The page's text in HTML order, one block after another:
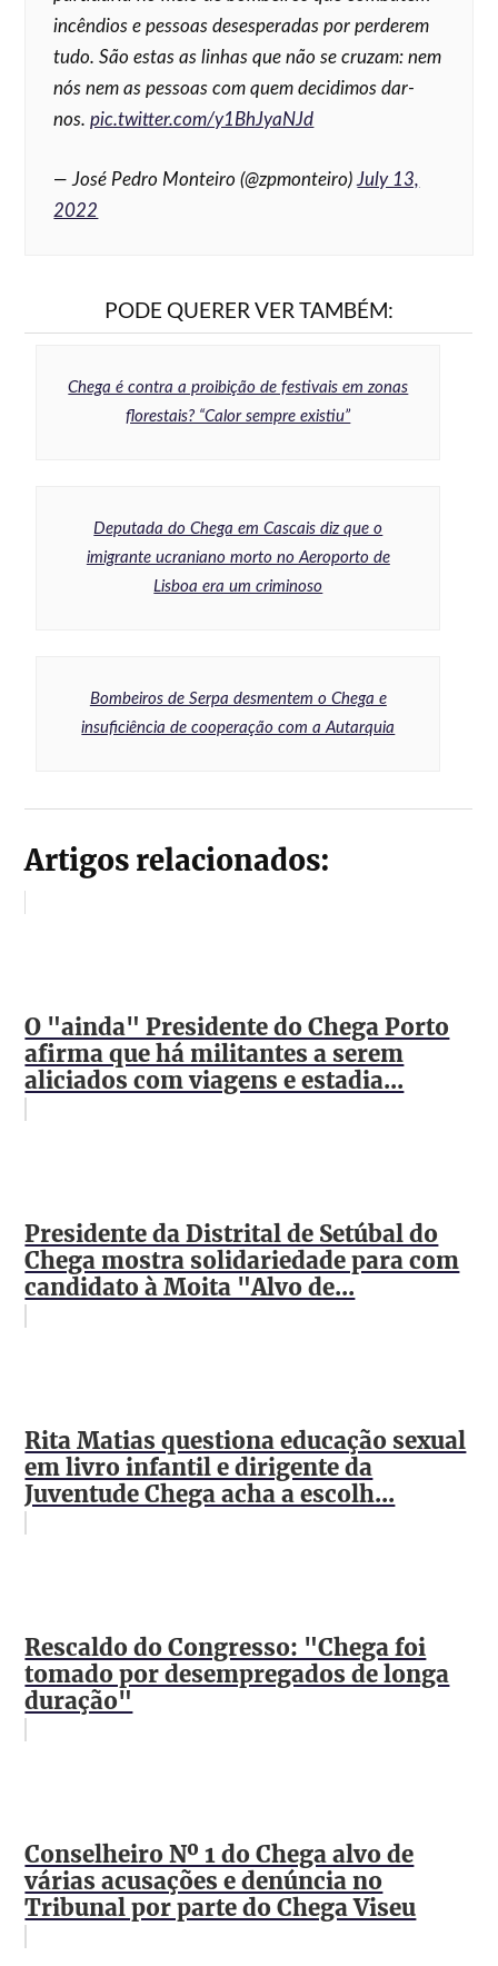
incêndios e pessoas desesperadas por perderem
tudo. São estas as linhas que não se cruzam: nem
nós nem as pessoas com quem decidimos dar-
nos.pic.twitter.com/y1BhJyaNJd
— José Pedro Monteiro (@zpmonteiro)July 13,
2022
PODE QUERER VER TAMBÉM:
Chega é contra a proibição de festivais em zonas
florestais? “Calor sempre existiu”
Deputada do Chega em Cascais diz que o
imigrante ucraniano morto no Aeroporto de
Lisboa era um criminoso
Bombeiros de Serpa desmentem o Chega e
insuficiência de cooperação com a Autarquia
Artigos relacionados:
O "ainda" Presidente do Chega Porto
afirma que há militantes a serem
aliciados com viagens e estadia...
Presidente da Distrital de Setúbal do
Chega mostra solidariedade para com
candidato à Moita "Alvo de...
Rita Matias questiona educação sexual
em livro infantil e dirigente da
Juventude Chega acha a escolh...
Rescaldo do Congresso: "Chega foi
tomado por desempregados de longa
duração"
Conselheiro Nº 1 do Chega alvo de
várias acusações e denúncia no
Tribunal por parte do Chega Viseu